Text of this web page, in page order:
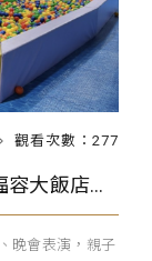
觀看次數：277
可大王愛旅行 - 《新北飯店》淡水福容大飯店，帳蓬露營房120吋大螢幕、泳池，親子推薦
晚會表演，親子